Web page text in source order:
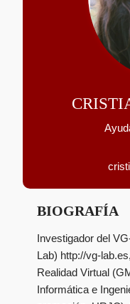
BIOGRAFÍA
Investigador del
Lab) http://vg-
Realidad Virtual
Informática e